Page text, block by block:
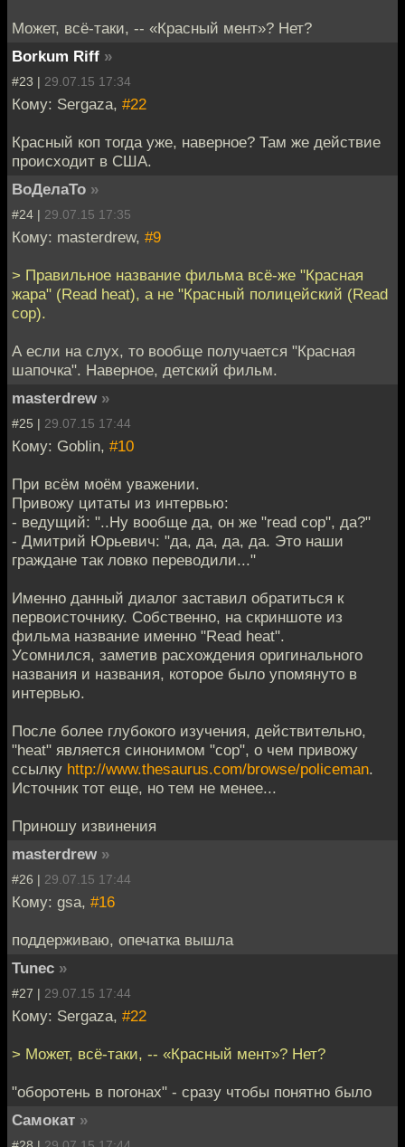
Может, всё-таки, -- «Красный мент»? Нет?
Borkum Riff »
#23 | 29.07.15 17:34
Кому: Sergaza, #22
Красный коп тогда уже, наверное? Там же действие
происходит в США.
ВоДелаТо »
#24 | 29.07.15 17:35
Кому: masterdrew, #9
> Правильное название фильма всё-же "Красная
жара" (Read heat), а не "Красный полицейский (Read
cop).
А если на слух, то вообще получается "Красная
шапочка". Наверное, детский фильм.
masterdrew »
#25 | 29.07.15 17:44
Кому: Goblin, #10
При всём моём уважении.
Привожу цитаты из интервью:
- ведущий: "..Ну вообще да, он же "read cop", да?"
- Дмитрий Юрьевич: "да, да, да, да. Это наши
граждане так ловко переводили..."
Именно данный диалог заставил обратиться к
первоисточнику. Собственно, на скриншоте из
фильма название именно "Read heat".
Усомнился, заметив расхождения оригинального
названия и названия, которое было упомянуто в
интервью.
После более глубокого изучения, действительно,
"heat" является синонимом "cop", о чем привожу
ссылку http://www.thesaurus.com/browse/policeman.
Источник тот еще, но тем не менее...
Приношу извинения
masterdrew »
#26 | 29.07.15 17:44
Кому: gsa, #16
поддерживаю, опечатка вышла
Tunec »
#27 | 29.07.15 17:44
Кому: Sergaza, #22
> Может, всё-таки, -- «Красный мент»? Нет?
"оборотень в погонах" - сразу чтобы понятно было
Самокат »